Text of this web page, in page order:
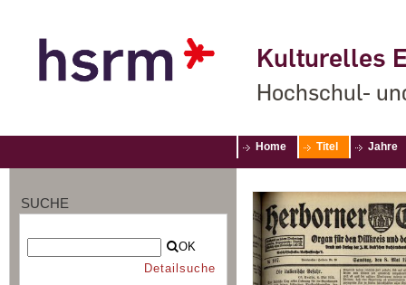
Kulturelles
Hochschul-
Home Titel Jahre
SUCHE
OK
Detailsuche